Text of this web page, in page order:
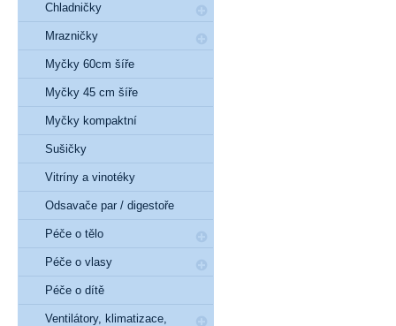
Chladničky
Mrazničky
Myčky 60cm šíře
Myčky 45 cm šíře
Myčky kompaktní
Sušičky
Vitríny a vinotéky
Odsavače par / digestoře
Péče o tělo
Péče o vlasy
Péče o dítě
Ventilátory, klimatizace,